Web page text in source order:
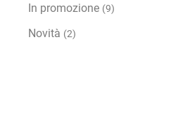
In promozione (9)
Novità (2)